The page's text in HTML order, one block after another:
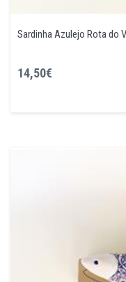
Sardinha Azulejo Rota do
14,50€